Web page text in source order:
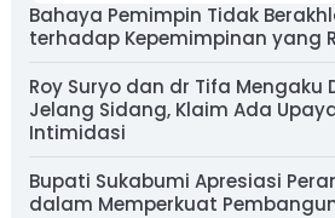
Bahaya Pemimpin Tidak
terhadap Kepemimpinan yang
Roy Suryo dan dr Tifa Mengaku
Jelang Sidang, Klaim Ada
Intimidasi
Bupati Sukabumi Apresiasi
dalam Memperkuat